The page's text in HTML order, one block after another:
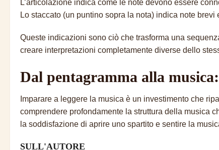
L’articolazione indica come le note devono essere
Lo staccato (un puntino sopra la nota) indica note
Queste indicazioni sono ciò che trasforma una
creare interpretazioni completamente diverse dello
Dal pentagramma alla
Imparare a leggere la musica è un investimento che
comprendere profondamente la struttura della musica
la soddisfazione di aprire uno spartito e sentire la
SULL'AUTORE